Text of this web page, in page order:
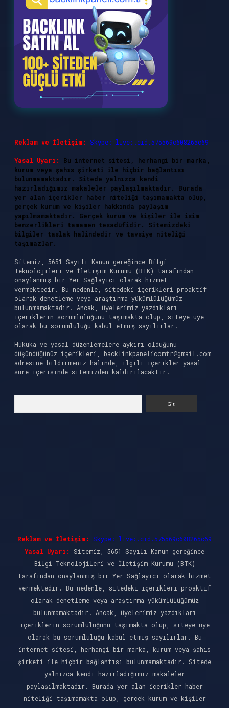
Reklam ve İletişim: Skype: live:.cid.575569c608265c69
Yasal Uyarı:
Bu internet sitesi, herhangi bir marka,
kurum veya şahıs şirketi ile hiçbir bağlantısı
bulunmamaktadır. Sitede yalnızca kendi
hazırladığımız makaleler paylaşılmaktadır. Burada
yer alan içerikler haber niteliği taşımamakta olup,
gerçek kurum ve kişiler hakkında paylaşım
yapılmamaktadır. Gerçek kurum ve kişiler ile isim
benzerlikleri tamamen tesadüfidir. Sitemizdeki
bilgiler taslak halindedir ve tavsiye niteliği
taşımazlar.
Sitemiz, 5651 Sayılı Kanun gereğince Bilgi
Teknolojileri ve İletişim Kurumu (BTK) tarafından
onaylanmış bir Yer Sağlayıcı olarak hizmet
vermektedir. Bu nedenle, sitedeki içerikleri proaktif
olarak denetleme veya araştırma yükümlülüğümüz
bulunmamaktadır. Ancak, üyelerimiz yazdıkları
içeriklerin sorumluluğunu taşımakta olup, siteye üye
olarak bu sorumluluğu kabul etmiş sayılırlar.
Hukuka ve yasal düzenlemelere aykırı olduğunu
düşündüğünüz içerikleri, backlinkpanelicomtr@gmail.com
adresine bildirmeniz halinde, ilgili içerikler yasal
süre içerisinde sitemizden kaldırılacaktır.
Reklam ve İletişim:
Skype: live:.cid.575569c608265c69
Yasal Uyarı:
Sitemiz, 5651 Sayılı Kanun gereğince
Bilgi Teknolojileri ve İletişim Kurumu (BTK)
tarafından onaylanmış bir Yer Sağlayıcı olarak hizmet
vermektedir. Bu nedenle, sitedeki içerikleri proaktif
olarak denetleme veya araştırma yükümlülüğümüz
bulunmamaktadır. Ancak, üyelerimiz yazdıkları
içeriklerin sorumluluğunu taşımakta olup, siteye üye
olarak bu sorumluluğu kabul etmiş sayılırlar. Bu
internet sitesi, herhangi bir marka, kurum veya şahıs
şirketi ile hiçbir bağlantısı bulunmamaktadır. Sitede
yalnızca kendi hazırladığımız makaleler
paylaşılmaktadır. Burada yer alan içerikler haber
niteliği taşımamakta olup, gerçek kurum ve kişiler